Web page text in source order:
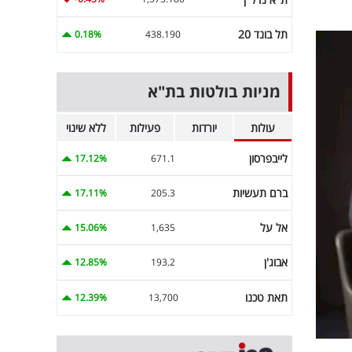
תל בונד 20 438.190
0.18%
מניות בולטות בת"א
עולות יורדות פעילות ללא שינוי
לייבפרסון 671.1
17.12%
ברם תעשיות 205.3
17.11%
אל על 1,635
15.06%
אבוג'ן 193.2
12.85%
תאת טכנו 13,700
12.39%